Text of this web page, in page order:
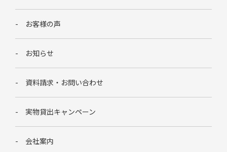
お客様の声
お知らせ
資料請求・お問い合わせ
実物貸出キャンペーン
会社案内